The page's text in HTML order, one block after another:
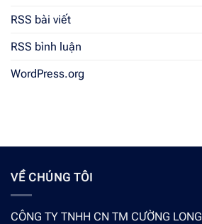
RSS bài viết
RSS bình luận
WordPress.org
VỀ CHÚNG TÔI
CÔNG TY TNHH CN TM CƯỜNG LONG